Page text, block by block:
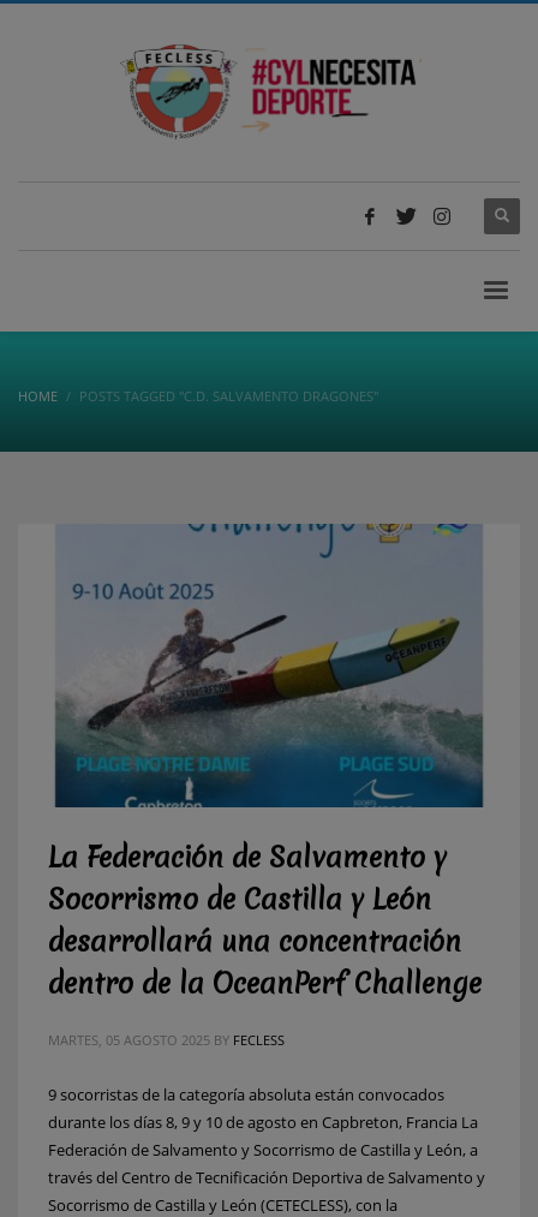
HOME POSTS TAGGED "C.D. SALVAMENTO DRAGONES"
La Federación de Salvamento y
Socorrismo de Castilla y León
desarrollará una concentración
dentro de la OceanPerf Challenge
MARTES, 05 AGOSTO 2025 BY FECLESS
9 socorristas de la categoría absoluta están convocados
durante los días 8, 9 y 10 de agosto en Capbreton, Francia La
Federación de Salvamento y Socorrismo de Castilla y León, a
través del Centro de Tecnificación Deportiva de Salvamento y
Socorrismo de Castilla y León (CETECLESS), con la